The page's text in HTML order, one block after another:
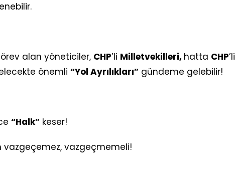
alan yöneticiler, CHP’li Milletvekilleri, hatta CHP’li
önemli “Yol Ayrılıkları” gündeme gelebilir!
“Halk” keser!
vazgeçemez, vazgeçmemeli!